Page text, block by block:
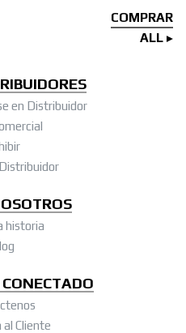
COMPRAR
ALL
en Distribuidor
historia
Cliente